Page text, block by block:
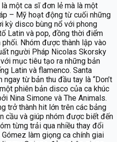
một ca sĩ đơn lẻ mà là một
– Mỹ hoạt động từ cuối những
kỳ disco bùng nổ với phong
Latin và pop, đồng thời điểm
Nhóm được thành lập vào
người Pháp Nicolas Skorsky
mục tiêu tạo ra những bản
Latin và flamenco. Santa
từ bản thu đầu tay là “Don’t
phiên bản disco của ca khúc
Nina Simone và The Animals.
trở thành hit lớn trên các bảng
cầu và giúp nhóm được biết đến
từng trải qua nhiều thay đổi
làm giọng ca chính giai